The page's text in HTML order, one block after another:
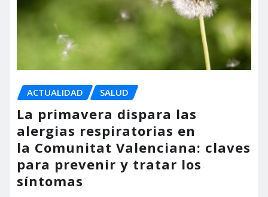
ACTUALIDAD SALUD
La primavera dispara las
alergias respiratorias en
la Comunitat Valenciana: claves
para prevenir y tratar los
síntomas